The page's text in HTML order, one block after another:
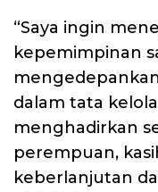
“Saya ingin
kepemimpinan
dalam tata
menghadirkan
perempuan,
keberlanjutan